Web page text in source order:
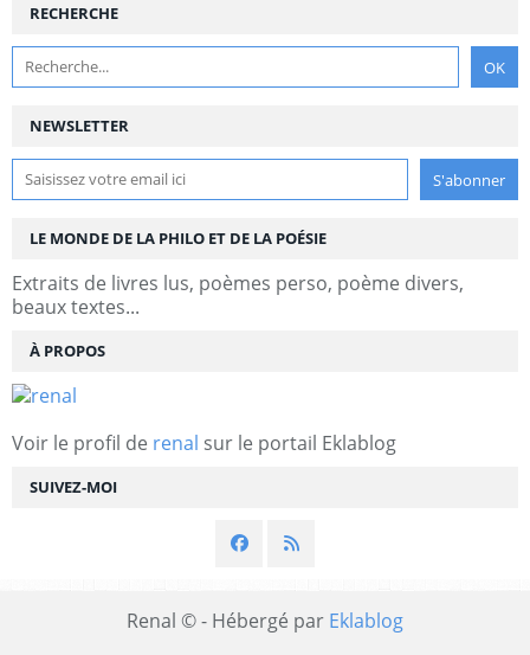
NEWSLETTER
SUIVEZ-MOI
RECHERCHE
LE MONDE DE LA PHILO ET DE LA POÉSIE
Extraits de livres lus, poèmes perso, poème divers,
beaux textes...
À PROPOS
Voir le profil de renal sur le portail Eklablog
Renal © - Hébergé par Eklablog